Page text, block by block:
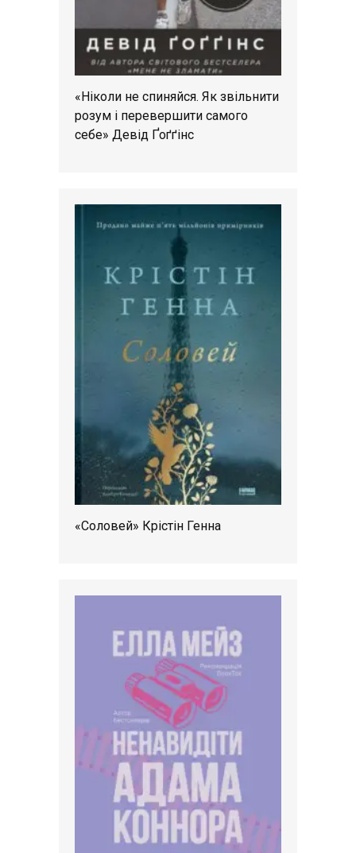
«Ніколи не спиняйся. Як звільнити
розум і перевершити самого
себе» Девід Ґоґґінс
«Соловей» Крістін Генна